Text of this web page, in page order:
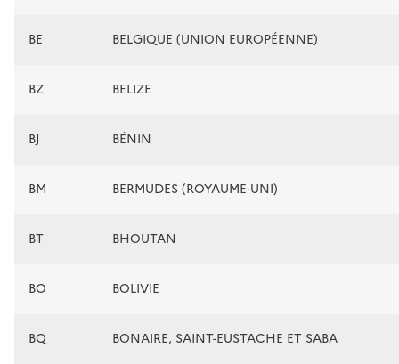
BE BELGIQUE (UNION EUROPÉENNE)
BZ BELIZE
BJ BÉNIN
BM BERMUDES (ROYAUME-UNI)
BT BHOUTAN
BO BOLIVIE
BQ BONAIRE, SAINT-EUSTACHE ET SABA